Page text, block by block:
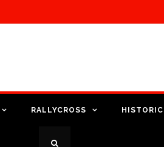
RALLYCROSS HISTORIC